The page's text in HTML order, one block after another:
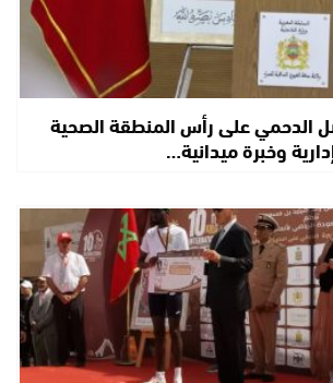
الدحمي على رأس المنطقة الصحية
وخبرة ميدانية…